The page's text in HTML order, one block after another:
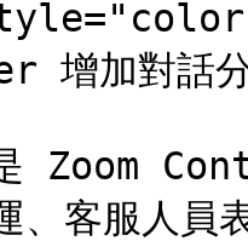
增加對話
Zoom
、客服人